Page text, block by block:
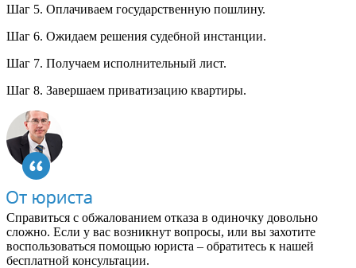
Шаг 5. Оплачиваем государственную пошлину.
Шаг 6. Ожидаем решения судебной инстанции.
Шаг 7. Получаем исполнительный лист.
Шаг 8. Завершаем приватизацию квартиры.
Справиться с обжалованием отказа в одиночку довольно
сложно. Если у вас возникнут вопросы, или вы захотите
воспользоваться помощью юриста – обратитесь к нашей
бесплатной консультации.